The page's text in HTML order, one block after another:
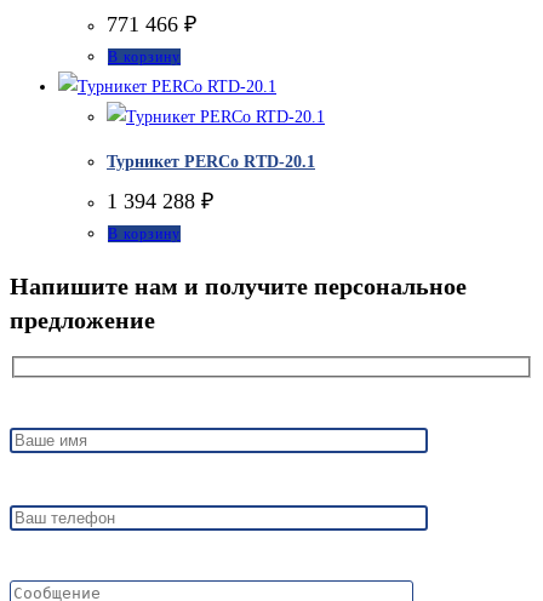
771 466 ₽
В корзину
Турникет PERCo RTD-20.1
1 394 288 ₽
В корзину
Напишите нам и получите персональное
предложение